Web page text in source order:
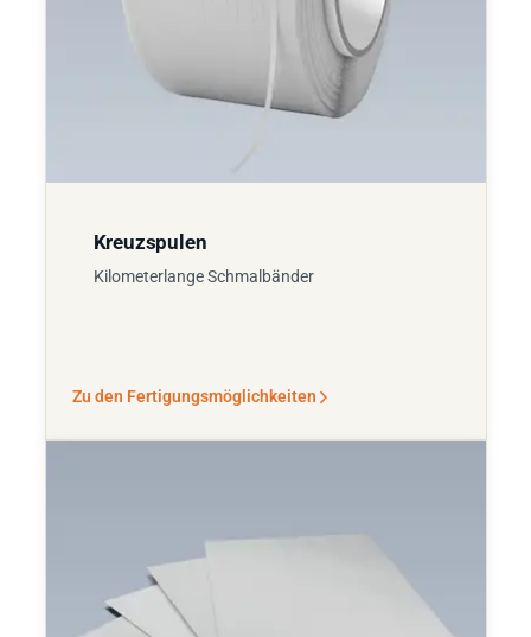
Kreuzspulen
Kilometerlange Schmalbänder
Zu den Fertigungsmöglichkeiten